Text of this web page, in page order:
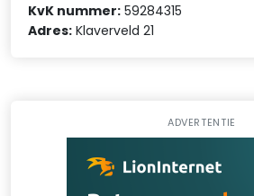
KvK nummer: 59284315
Adres: Klaverveld 21
ADVERTENTIE